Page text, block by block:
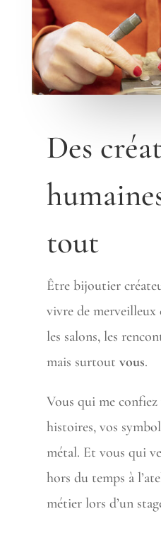
Des
tout
Être bijoutier
vivre de merveilleux
les salons, les
mais surtoutvous.
Vous qui me confiez
histoires, vos
métal. Et vous qui
hors du temps à
métier lors d’un